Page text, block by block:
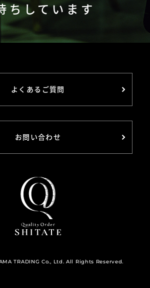
ちしています
よくあるご質問
お問い合わせ
TRADING Co., Ltd. All Rights Reserved.